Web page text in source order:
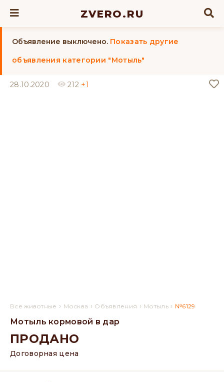
ZVERO.RU
Объявление выключено. Показать другие
объявления категории "Мотыль"
28.10.2020 212 +1
Все животные › Москва › Объявления › Мотыль › №6129
Мотыль кормовой в дар
ПРОДАНО
Договорная цена